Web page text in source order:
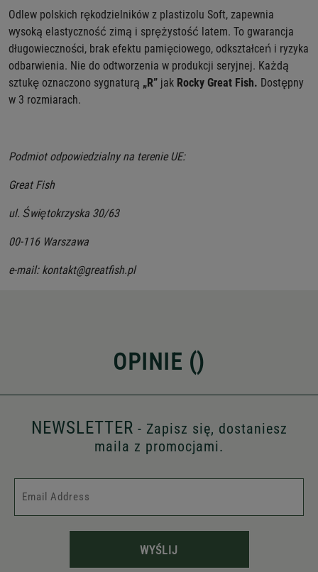
Odlew polskich rękodzielników z plastizolu Soft, zapewnia
wysoką elastyczność zimą i sprężystość latem. To gwarancja
długowieczności, brak efektu pamięciowego, odkształceń i ryzyka
odbarwienia. Nie do odtworzenia w produkcji seryjnej. Każdą
sztukę oznaczono sygnaturą „R” jak Rocky Great Fish. Dostępny
w 3 rozmiarach.
Podmiot odpowiedzialny na terenie UE:
Great Fish
ul. Świętokrzyska 30/63
00-116 Warszawa
e-mail: kontakt@greatfish.pl
OPINIE ()
NEWSLETTER - Zapisz się, dostaniesz
maila z promocjami.
WYŚLIJ